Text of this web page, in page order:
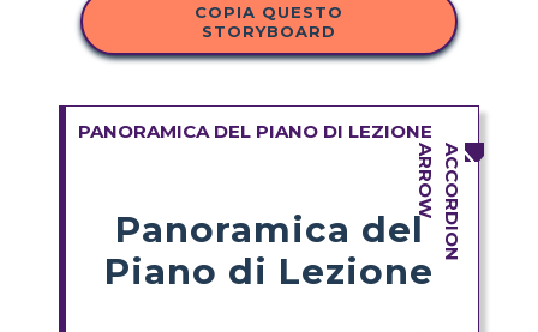
COPIA QUESTO
STORYBOARD
PANORAMICA DEL PIANO DI LEZIONE
Panoramica del
Piano di Lezione